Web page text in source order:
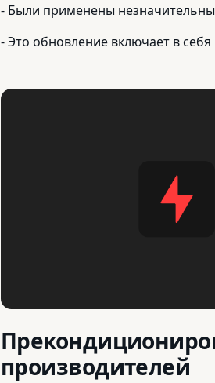
- Были применены
- Это обновление включает в
производителей